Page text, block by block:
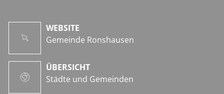
WEBSITE
Gemeinde Ronshausen
ÜBERSICHT
Städte und Gemeinden